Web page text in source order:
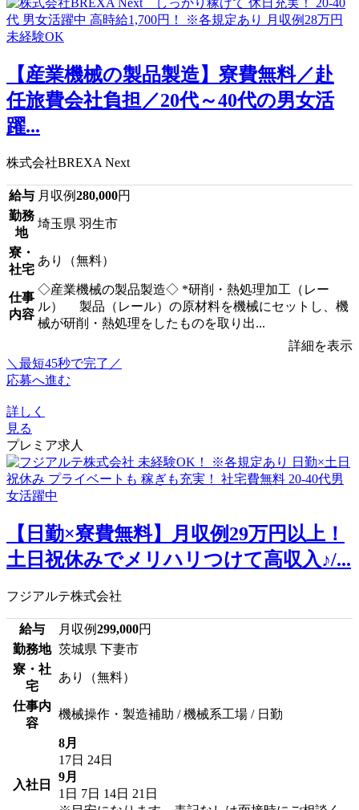
【産業機械の製品製造】寮費無料／赴
任旅費会社負担／20代～40代の男女活
躍...
株式会社BREXA Next
給与 月収例280,000円
勤務
地
埼玉県 羽生市
寮・
社宅
あり（無料）
仕事
内容
◇産業機械の製品製造◇ *研削・熱処理加工（レー
ル） 製品（レール）の原材料を機械にセットし、機
械が研削・熱処理をしたものを取り出...
詳細を表示
＼最短45秒で完了／
応募へ進む
詳しく
見る
プレミア求人
【日勤×寮費無料】月収例29万円以上！
土日祝休みでメリハリつけて高収入♪/...
フジアルテ株式会社
給与 月収例299,000円
勤務地 茨城県 下妻市
寮・社
宅
あり（無料）
仕事内
容
機械操作・製造補助 / 機械系工場 / 日勤
入社日
8月
17日 24日
9月
1日 7日 14日 21日